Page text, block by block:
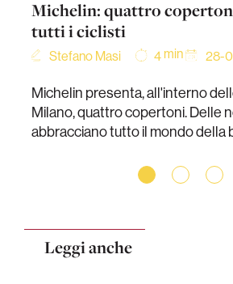
Michelin: quattro
tutti i ciclisti
Stefano Masi 4 min 28-
Michelin presenta, all'interno
Milano, quattro copertoni. Delle
abbracciano tutto il mondo della
Leggi anche